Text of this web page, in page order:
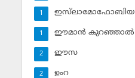
ഇസ്‌ലാമോഫോബിയ
1
ഈമാന്‍ കുറഞ്ഞാല്‍
1
ഈസ
2
ഉംറ
2